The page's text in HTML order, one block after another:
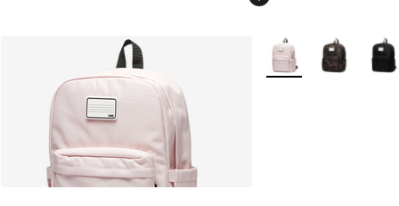
Plus de couleurs